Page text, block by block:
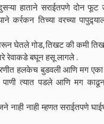
हाताने सराईतपणे दोन फूट
कर्रकन तिच्या वरच्या
घेतले गोड, तिखट की कमी
रेवाकडे बघून हसू लागले .
हलकेच बुडवली आणि मग
पाणी त्यात पडले आणि मग
नाही नाही म्हणत सराईतपणे